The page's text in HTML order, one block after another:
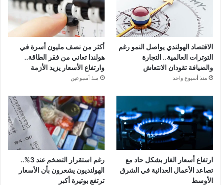
الاقتصاد الهولندي يواصل النمو رغم
التوترات العالمية.. التجارة
والضيافة تقودان الانتعاش
منذ أسبوع واحد
أكثر من نصف مليون أسرة في
هولندا تعاني من فقر الطاقة..
وارتفاع الأسعار يزيد الأزمة
منذ أسبوعين
ارتفاع أسعار الغاز بشكل حاد مع
تصاعد الأعمال العدائية في الشرق
الأوسط
رغم استقرار التضخم عند 3%..
الهولنديون يشعرون بأن الأسعار
ترتفع بوتيرة أكبر